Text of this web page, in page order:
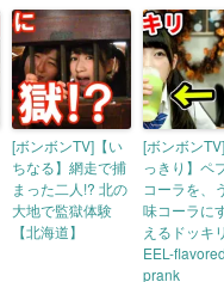
[ボンボンTV]【い
ちなる】網走で捕
まった二人!? 北の
大地で監獄体験
【北海道】
[ボンボン
っきり】ペ
コーラを、
味コーラに
えるドッキ
EEL-
prank